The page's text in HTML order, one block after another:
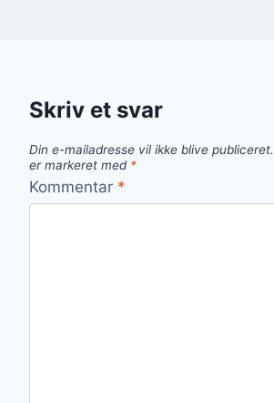
Skriv et svar
Din e-mailadresse vil ikke blive publiceret.
er markeret med *
Kommentar *